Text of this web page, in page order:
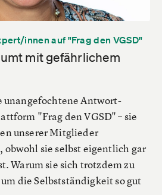
innen auf "Frag den VGSD"
mit gefährlichem
unangefochtene Antwort-
"Frag den VGSD" – sie
unserer Mitglieder
obwohl sie selbst eigentlich gar
Warum sie sich trotzdem zu
die Selbstständigkeit so gut